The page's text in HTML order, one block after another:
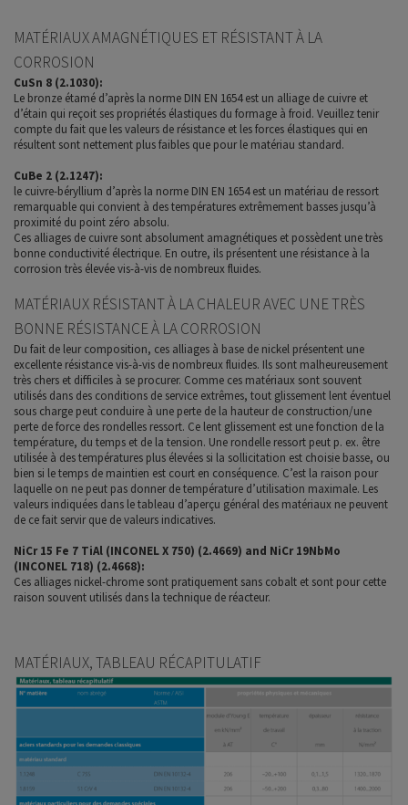
MATÉRIAUX AMAGNÉTIQUES ET RÉSISTANT À LA
CORROSION
CuSn 8 (2.1030):
Le bronze étamé d’après la norme DIN EN 1654 est un alliage de cuivre et
d’étain qui reçoit ses propriétés élastiques du formage à froid. Veuillez tenir
compte du fait que les valeurs de résistance et les forces élastiques qui en
résultent sont nettement plus faibles que pour le matériau standard.
CuBe 2 (2.1247):
le cuivre-béryllium d’après la norme DIN EN 1654 est un matériau de ressort
remarquable qui convient à des températures extrêmement basses jusqu’à
proximité du point zéro absolu.
Ces alliages de cuivre sont absolument amagnétiques et possèdent une très
bonne conductivité électrique. En outre, ils présentent une résistance à la
corrosion très élevée vis-à-vis de nombreux fluides.
MATÉRIAUX RÉSISTANT À LA CHALEUR AVEC UNE TRÈS
BONNE RÉSISTANCE À LA CORROSION
Du fait de leur composition, ces alliages à base de nickel présentent une
excellente résistance vis-à-vis de nombreux fluides. Ils sont malheureusement
très chers et difficiles à se procurer. Comme ces matériaux sont souvent
utilisés dans des conditions de service extrêmes, tout glissement lent éventuel
sous charge peut conduire à une perte de la hauteur de construction/une
perte de force des rondelles ressort. Ce lent glissement est une fonction de la
température, du temps et de la tension. Une rondelle ressort peut p. ex. être
utilisée à des températures plus élevées si la sollicitation est choisie basse, ou
bien si le temps de maintien est court en conséquence. C’est la raison pour
laquelle on ne peut pas donner de température d’utilisation maximale. Les
valeurs indiquées dans le tableau d’aperçu général des matériaux ne peuvent
de ce fait servir que de valeurs indicatives.
NiCr 15 Fe 7 TiAl (INCONEL X 750) (2.4669) and NiCr 19NbMo
(INCONEL 718) (2.4668):
Ces alliages nickel-chrome sont pratiquement sans cobalt et sont pour cette
raison souvent utilisés dans la technique de réacteur.
MATÉRIAUX, TABLEAU RÉCAPITULATIF